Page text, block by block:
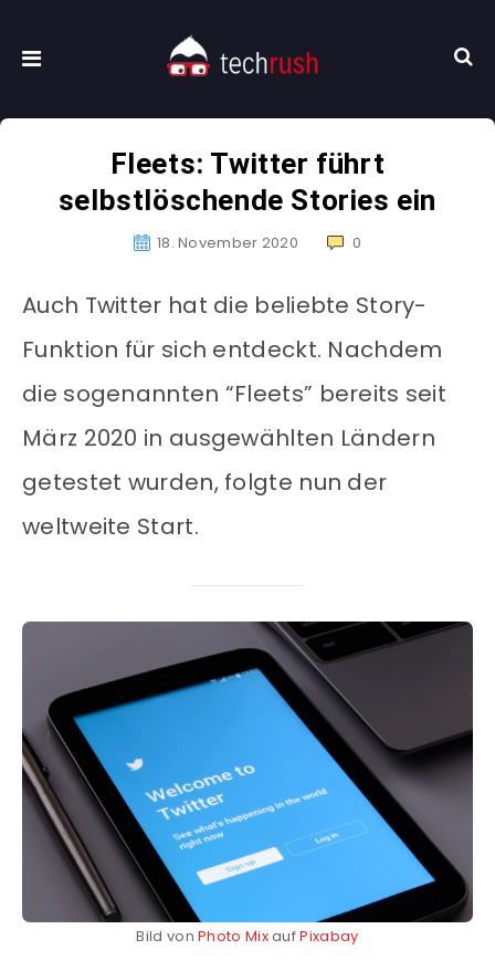
Fleets: Twitter führt
selbstlöschende Stories ein
18. November 2020 0
Auch Twitter hat die beliebte Story-
Funktion für sich entdeckt. Nachdem
die sogenannten “Fleets” bereits seit
März 2020 in ausgewählten Ländern
getestet wurden, folgte nun der
weltweite Start.
Bild vonPhoto MixaufPixabay